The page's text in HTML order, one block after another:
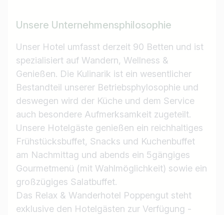
Unsere Unternehmensphilosophie
Unser Hotel umfasst derzeit 90 Betten und ist
spezialisiert auf Wandern, Wellness &
Genießen. Die Kulinarik ist ein wesentlicher
Bestandteil unserer Betriebsphylosophie und
deswegen wird der Küche und dem Service
auch besondere Aufmerksamkeit zugeteilt.
Unsere Hotelgäste genießen ein reichhaltiges
Frühstücksbuffet, Snacks und Kuchenbuffet
am Nachmittag und abends ein 5gängiges
Gourmetmenü (mit Wahlmöglichkeit) sowie ein
großzügiges Salatbuffet.
Das Relax & Wanderhotel Poppengut steht
exklusive den Hotelgästen zur Verfügung -